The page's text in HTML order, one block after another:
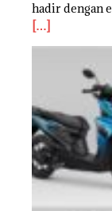
hadir dengan
[…]